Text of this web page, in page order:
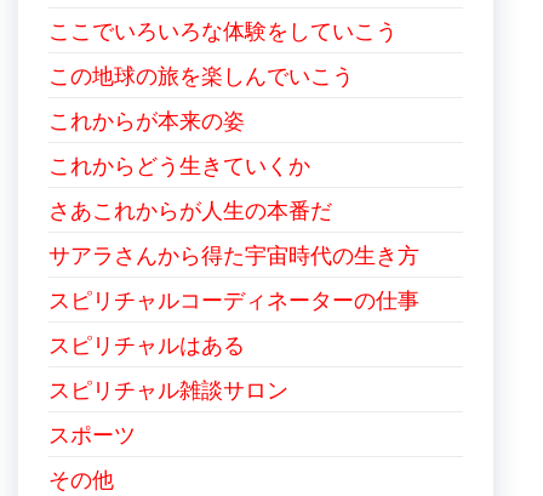
ここでいろいろな体験をしていこう
この地球の旅を楽しんでいこう
これからが本来の姿
これからどう生きていくか
さあこれからが人生の本番だ
サアラさんから得た宇宙時代の生き方
スピリチャルコーディネーターの仕事
スピリチャルはある
スピリチャル雑談サロン
スポーツ
その他